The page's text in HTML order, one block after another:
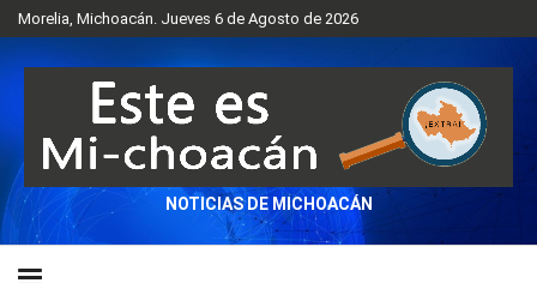
Morelia, Michoacán. Jueves 6 de Agosto de 2026
NOTICIAS DE MICHOACÁN